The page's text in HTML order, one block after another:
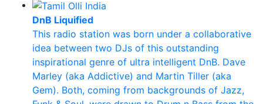
DnB Liquified
This radio station was born under a collaborative
idea between two DJs of this outstanding
inspirational genre of ultra intelligent DnB. Dave
Marley (aka Addictive) and Martin Tiller (aka
Gem). Both, coming from backgrounds of Jazz,